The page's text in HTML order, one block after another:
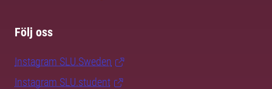
Följ oss
Instagram SLU.Sweden
Instagram SLU.student